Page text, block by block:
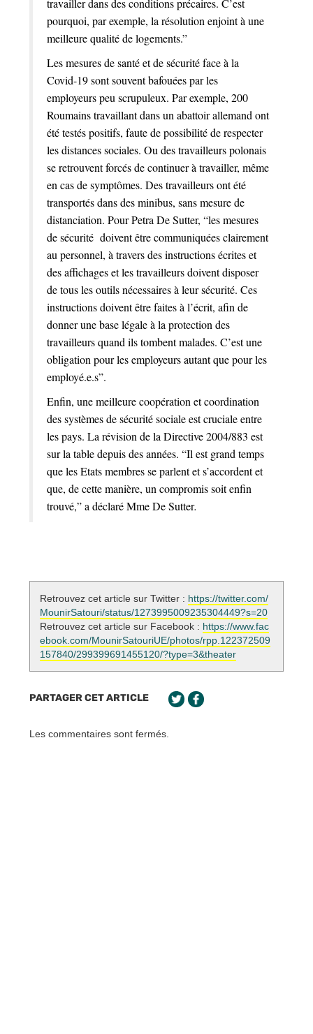
travailler dans des conditions précaires. C’est
pourquoi, par exemple, la résolution enjoint à une
meilleure qualité de logements.”
Les mesures de santé et de sécurité face à la
Covid-19 sont souvent bafouées par les
employeurs peu scrupuleux. Par exemple, 200
Roumains travaillant dans un abattoir allemand ont
été testés positifs, faute de possibilité de respecter
les distances sociales. Ou des travailleurs polonais
se retrouvent forcés de continuer à travailler, même
en cas de symptômes. Des travailleurs ont été
transportés dans des minibus, sans mesure de
distanciation. Pour Petra De Sutter, “les mesures
de sécurité doivent être communiquées clairement
au personnel, à travers des instructions écrites et
des affichages et les travailleurs doivent disposer
de tous les outils nécessaires à leur sécurité. Ces
instructions doivent être faites à l’écrit, afin de
donner une base légale à la protection des
travailleurs quand ils tombent malades. C’est une
obligation pour les employeurs autant que pour les
employé.e.s”.
Enfin, une meilleure coopération et coordination
des systèmes de sécurité sociale est cruciale entre
les pays. La révision de la Directive 2004/883 est
sur la table depuis des années. “Il est grand temps
que les Etats membres se parlent et s’accordent et
que, de cette manière, un compromis soit enfin
trouvé,” a déclaré Mme De Sutter.
Retrouvez cet article sur Twitter : https://twitter.com/
MounirSatouri/status/1273995009235304449?s=20
Retrouvez cet article sur Facebook : https://www.fac
ebook.com/MounirSatouriUE/photos/rpp.122372509
157840/299399691455120/?type=3&theater
PARTAGER CET ARTICLE
Les commentaires sont fermés.